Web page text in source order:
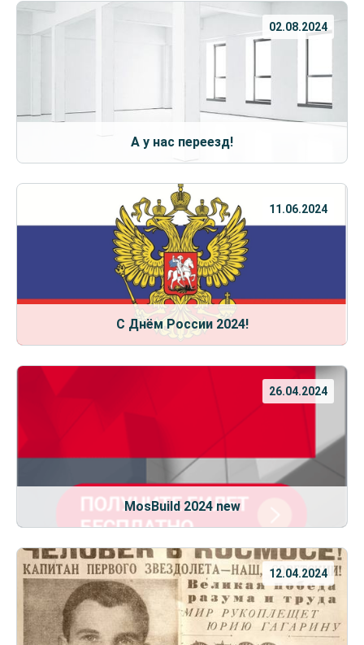
02.08.2024
А у нас переезд!
11.06.2024
С Днём России 2024!
26.04.2024
MosBuild 2024 new
12.04.2024